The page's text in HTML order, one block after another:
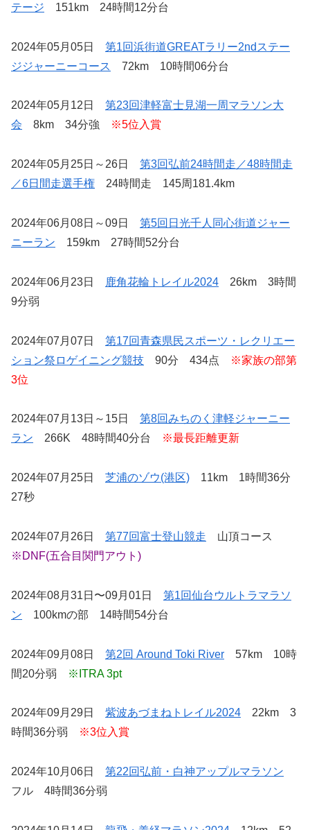
テージ 151km 24時間12分台
2024年05月05日 第1回浜街道GREATラリー2ndステー
ジジャーニーコース
72km 10時間06分台
2024年05月12日 第23回津軽富士見湖一周マラソン大
会 8km 34分強 ※5位入賞
2024年05月25日～26日 第3回弘前24時間走／48時間走
／6日間走選手権 24時間走 145周181.4km
2024年06月08日～09日 第5回日光千人同心街道ジャー
ニーラン 159km 27時間52分台
2024年06月23日 鹿角花輪トレイル2024 26km 3時間
9分弱
2024年07月07日 第17回青森県民スポーツ・レクリエー
ション祭ロゲイニング競技 90分 434点
※家族の部第
3位
2024年07月13日～15日 第8回みちのく津軽ジャーニー
ラン 266K 48時間40分台 ※最長距離更新
2024年07月25日 芝浦のゾウ(港区) 11km 1時間36分
27秒
2024年07月26日 第77回富士登山競走 山頂コース
※DNF(五合目関門アウト)
2024年08月31日〜09月01日 第1回仙台ウルトラマラソ
ン 100kmの部 14時間54分台
2024年09月08日 第2回 Around Toki River 57km 10時
間20分弱
※ITRA 3pt
2024年09月29日 紫波あづまねトレイル2024 22km 3
時間36分弱
※3位入賞
2024年10月06日 第22回弘前・白神アップルマラソン
フル 4時間36分弱